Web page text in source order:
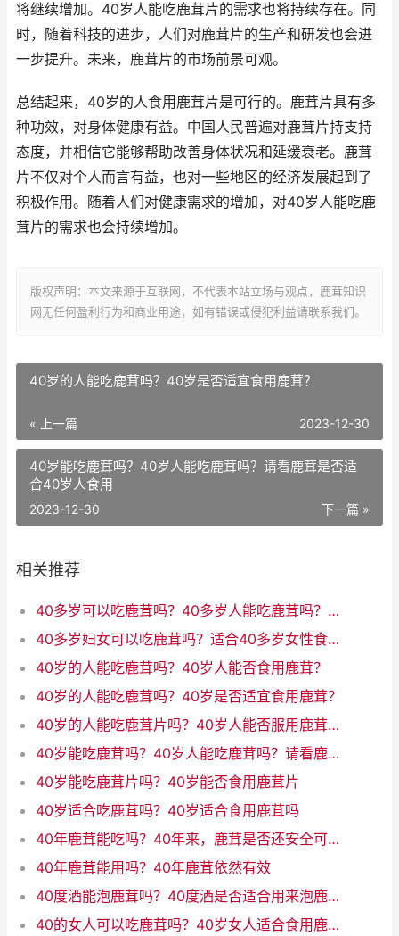
将继续增加。40岁人能吃鹿茸片的需求也将持续存在。同
时，随着科技的进步，人们对鹿茸片的生产和研发也会进
一步提升。未来，鹿茸片的市场前景可观。
总结起来，40岁的人食用鹿茸片是可行的。鹿茸片具有多
种功效，对身体健康有益。中国人民普遍对鹿茸片持支持
态度，并相信它能够帮助改善身体状况和延缓衰老。鹿茸
片不仅对个人而言有益，也对一些地区的经济发展起到了
积极作用。随着人们对健康需求的增加，对40岁人能吃鹿
茸片的需求也会持续增加。
版权声明：本文来源于互联网，不代表本站立场与观点，鹿茸知识
网无任何盈利行为和商业用途，如有错误或侵犯利益请联系我们。
40岁的人能吃鹿茸吗？40岁是否适宜食用鹿茸？
« 上一篇 2023-12-30
40岁能吃鹿茸吗？40岁人能吃鹿茸吗？请看鹿茸是否适
合40岁人食用
下一篇 »
2023-12-30
相关推荐
40多岁可以吃鹿茸吗？40多岁人能吃鹿茸吗？岁数适合食用鹿茸吗？
40多岁妇女可以吃鹿茸吗？适合40多岁女性食用的鹿茸有哪些好处呢
40岁的人能吃鹿茸吗？40岁人能否食用鹿茸？
40岁的人能吃鹿茸吗？40岁是否适宜食用鹿茸？
40岁的人能吃鹿茸片吗？40岁人能否服用鹿茸片？
40岁能吃鹿茸吗？40岁人能吃鹿茸吗？请看鹿茸是否适合40岁人食用
40岁能吃鹿茸片吗？40岁能否食用鹿茸片
40岁适合吃鹿茸吗？40岁适合食用鹿茸吗
40年鹿茸能吃吗？40年来，鹿茸是否还安全可食？
40年鹿茸能用吗？40年鹿茸依然有效
40度酒能泡鹿茸吗？40度酒是否适合用来泡鹿茸？
40的女人可以吃鹿茸吗？40岁女人适合食用鹿茸吗？